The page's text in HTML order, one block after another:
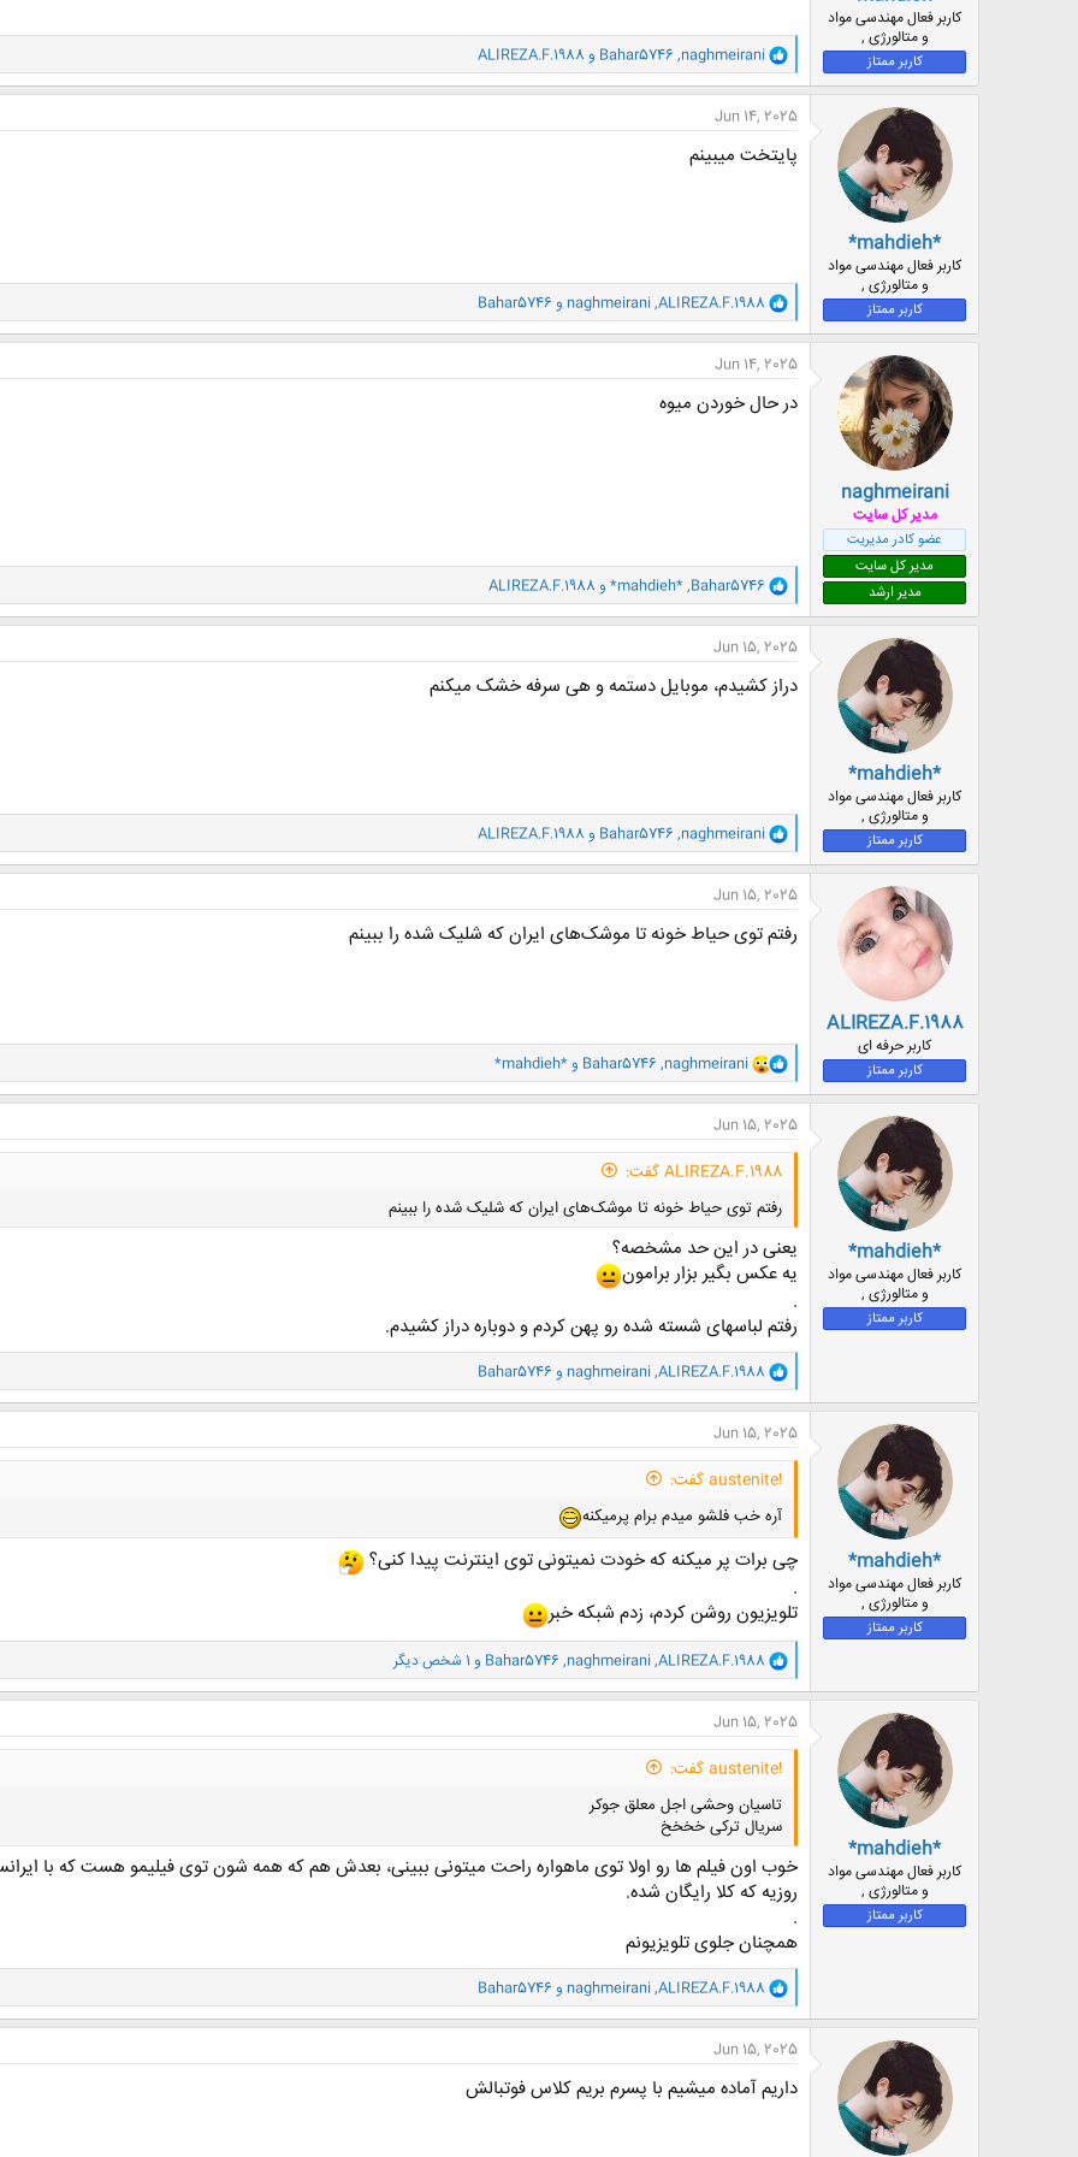
ض
ع
کاربر فعال مهندسی مواد
و متالورژی ,
کاربر ممتاز
و
ا
ک
ن
ش
ه
ا
naghmeirani
,
Bahar5746 و ALIREZA.F.1988
*mahdieh*
کاربر فعال مهندسی مواد
و متالورژی ,
کاربر ممتاز
Jun 14, 2025
پایتخت میبینم
و
ا
ک
ن
ش
ه
ا
ALIREZA.F.1988
,
naghmeirani و Bahar5746
naghmeirani
مدیر کل سایت
عضو کادر مدیریت
مدیر کل سایت
مدیر ارشد
Jun 14, 2025
در حال خوردن میوه
و
ا
ک
ن
ش
ه
ا
Bahar5746
,
*mahdieh* و ALIREZA.F.1988
*mahdieh*
کاربر فعال مهندسی مواد
و متالورژی ,
کاربر ممتاز
Jun 15, 2025
دراز کشیدم، موبایل دستمه و هی سرفه خشک میکنم
و
ا
ک
ن
ش
ه
naghmeirani
,
Bahar5746 و ALIREZA.F.1988
ALIREZA.F.1988
کاربر حرفه ای
کاربر ممتاز
Jun 15, 2025
رفتم توی حیاط خونه تا موشک‌های ایران که شلیک شده را ببینم
و
ا
ک
ن
ش
ا
naghmeirani
,
Bahar5746 و *mahdieh*
*mahdieh*
کاربر فعال مهندسی مواد
و متالورژی ,
کاربر ممتاز
Jun 15, 2025
ALIREZA.F.1988 گفت:
رفتم توی حیاط خونه تا موشک‌های ایران که شلیک شده را ببینم
یعنی در این حد مشخصه؟
یه عکس بگیر بزار برامون
.
رفتم لباسهای شسته شده رو پهن کردم و دوباره دراز کشیدم.
و
ا
ک
ن
ش
ا
ALIREZA.F.1988
,
naghmeirani و Bahar5746
*mahdieh*
کاربر فعال مهندسی مواد
و متالورژی ,
کاربر ممتاز
Jun 15, 2025
!austenite گفت:
آره خب فلشو میدم برام پرمیکنه
چی برات پر میکنه که خودت نمیتونی توی اینترنت پیدا کنی؟
.
تلویزیون روشن کردم، زدم شبکه خبر
و
ا
ک
ن
ش
ا
ALIREZA.F.1988
,
naghmeirani
,
Bahar5746 و 1 شخص دیگر
*mahdieh*
کاربر فعال مهندسی مواد
و متالورژی ,
کاربر ممتاز
Jun 15, 2025
!austenite گفت:
تاسیان وحشی اجل معلق جوکر
سریال ترکی خخخخ
کلیک کنید تا باز شود...
خوب اون فیلم ها رو اولا توی ماهواره راحت میتونی ببینی، بعدش هم که همه شون توی فیلیمو هست که با
روزیه که کلا رایگان شده.
.
همچنان جلوی تلویزیونم
و
ا
ک
ن
ش
ه
ا
ALIREZA.F.1988
,
naghmeirani و Bahar5746
Jun 15, 2025
داریم آماده میشیم با پسرم بریم کلاس فوتبالش